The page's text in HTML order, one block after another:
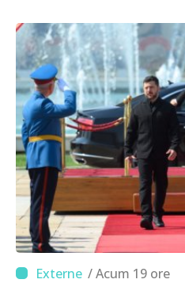
/ Acum 19 ore